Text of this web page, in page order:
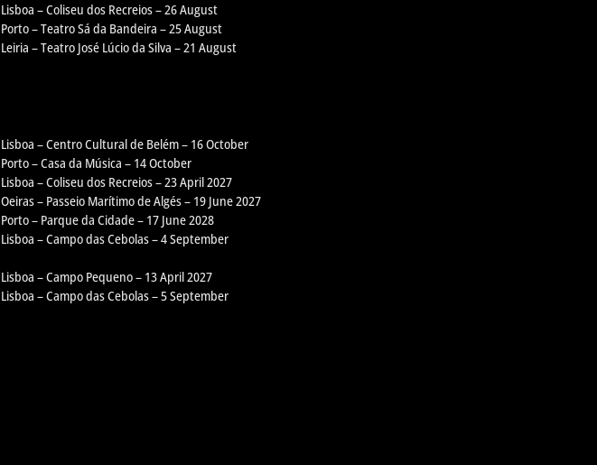
Lisboa – Coliseu dos Recreios – 26 August
Porto – Teatro Sá da Bandeira – 25 August
Leiria – Teatro José Lúcio da Silva – 21 August
Lisboa – Centro Cultural de Belém – 16 October
Porto – Casa da Música – 14 October
Lisboa – Coliseu dos Recreios – 23 April 2027
Oeiras – Passeio Marítimo de Algés – 19 June 2027
Porto – Parque da Cidade – 17 June 2028
Lisboa – Campo das Cebolas – 4 September
Lisboa – Campo Pequeno – 13 April 2027
Lisboa – Campo das Cebolas – 5 September